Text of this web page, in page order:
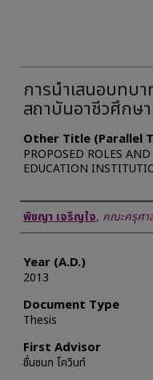
การนำเสนอบทบ
สถาบันอาชีวศึกษ
Other Title (Parallel
PROPOSED ROLES
EDUCATION
Author
พิชญา เจริญใจ, คณะครุศา
Year (A.D.)
2013
Document Type
Thesis
First Advisor
ชื่นชนก โควินท์